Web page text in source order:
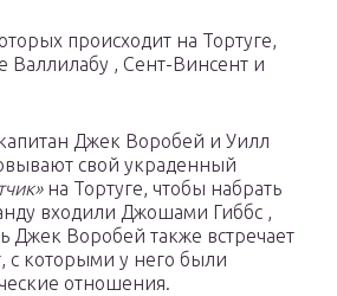
происходит на Тортуге,
Валлилабу , Сент-Винсент и
Джек Воробей и Уилл
свой украденный
на Тортуге, чтобы набрать
входили Джошами Гиббс ,
Джек Воробей также встречает
с которыми у него были
отношения.